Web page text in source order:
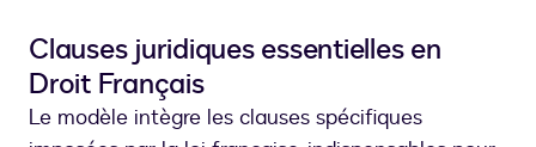
Clauses juridiques essentielles en
Droit Français
Le modèle intègre les clauses spécifiques